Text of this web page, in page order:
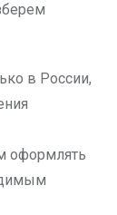
в России,
оформлять